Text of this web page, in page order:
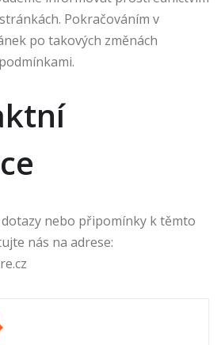
Pokračováním v
po takových změnách
nebo připomínky k těmto
nás na adrese: